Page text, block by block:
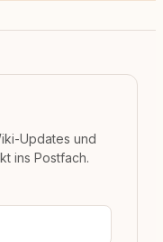
Updates und
ins Postfach.